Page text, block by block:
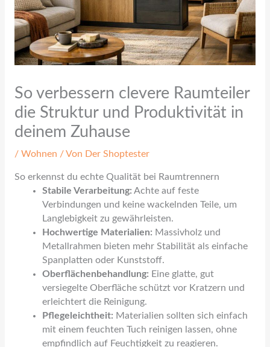
So verbessern clevere Raumteiler
die Struktur und Produktivität in
deinem Zuhause
/ Wohnen / Von Der Shoptester
So erkennst du echte Qualität bei Raumtrennern
Stabile Verarbeitung: Achte auf feste
Verbindungen und keine wackelnden Teile, um
Langlebigkeit zu gewährleisten.
Hochwertige Materialien: Massivholz und
Metallrahmen bieten mehr Stabilität als einfache
Spanplatten oder Kunststoff.
Oberflächenbehandlung: Eine glatte, gut
versiegelte Oberfläche schützt vor Kratzern und
erleichtert die Reinigung.
Pflegeleichtheit: Materialien sollten sich einfach
mit einem feuchten Tuch reinigen lassen, ohne
empfindlich auf Feuchtigkeit zu reagieren.